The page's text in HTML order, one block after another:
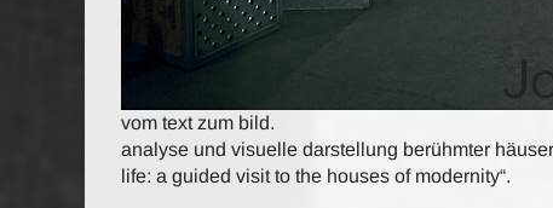
vom text zum bild.
analyse und visuelle darstellung berühmter
life: a guided visit to the houses of modernity“.